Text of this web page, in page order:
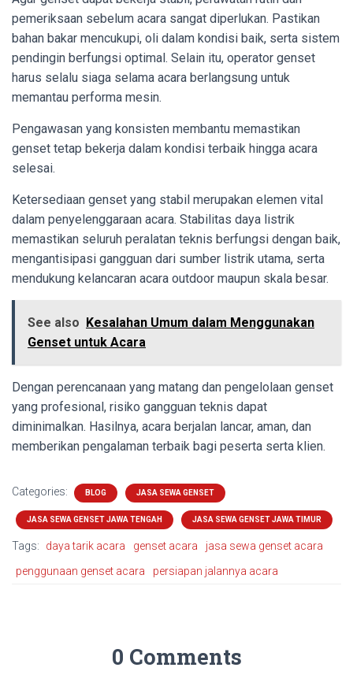
pemeriksaan sebelum acara sangat diperlukan. Pastikan
bahan bakar mencukupi, oli dalam kondisi baik, serta sistem
pendingin berfungsi optimal. Selain itu, operator genset
harus selalu siaga selama acara berlangsung untuk
memantau performa mesin.
Pengawasan yang konsisten membantu memastikan
genset tetap bekerja dalam kondisi terbaik hingga acara
selesai.
Ketersediaan genset yang stabil merupakan elemen vital
dalam penyelenggaraan acara. Stabilitas daya listrik
memastikan seluruh peralatan teknis berfungsi dengan baik,
mengantisipasi gangguan dari sumber listrik utama, serta
mendukung kelancaran acara outdoor maupun skala besar.
See also
Kesalahan Umum dalam Menggunakan
Genset untuk Acara
Dengan perencanaan yang matang dan pengelolaan genset
yang profesional, risiko gangguan teknis dapat
diminimalkan. Hasilnya, acara berjalan lancar, aman, dan
memberikan pengalaman terbaik bagi peserta serta klien.
Categories: BLOG JASA SEWA GENSET
JASA SEWA GENSET JAWA TENGAH JASA SEWA GENSET JAWA TIMUR
Tags: daya tarik acara genset acara
jasa sewa genset acara
penggunaan genset acara
persiapan jalannya acara
0 Comments